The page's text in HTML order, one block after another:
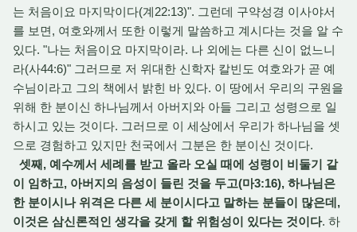
는 처음이요 마지막이다(계22:13)". 그런데 구약성경 이사야서
를 보면, 여호와께서 또한 이렇게 말씀하고 계시다는 것을 알 수
있다. "나는 처음이요 마지막이라. 나 외에는 다른 신이 없느니
라(사44:6)" 그러므로 저 위대한 신학자 칼빈도 여호와가 곧 예
수님이라고 그의 책에서 밝힌 바 있다. 이 땅에서 우리의 구원을
위해 한 분이신 하나님께서 아버지와 아들 그리고 성령으로 일
하시고 있는 것이다. 그러므로 이 세상에서 우리가 하나님을 셋
으로 경험하고 있지만 천국에서 그분은 한 분이신 것이다.
셋째, 예수께서 세례를 받고 올라 오실 때에 성령이 비둘기 같
이 임하고, 아버지의 음성이 들린 것을 두고(마3:16), 하나님은
한 분이시나 위격은 다른 세 분이시다고 말하는 분들이 많은데,
이것은 삼신론적인 생각을 갖게 할 위험성이 있다는 것이다. 하